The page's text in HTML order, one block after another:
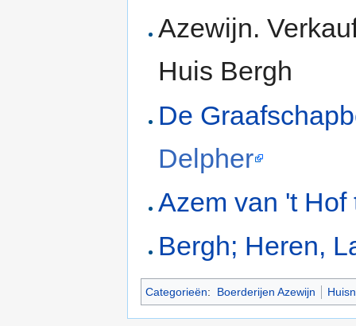
Azewijn.
Huis Bergh
De
Delpher
Azem van 't Hof
Bergh; Heren,
Categorieën: Boerderijen Azewijn